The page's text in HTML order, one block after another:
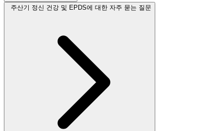
주산기 정신 건강 및 EPDS에 대한 자주 묻는 질문